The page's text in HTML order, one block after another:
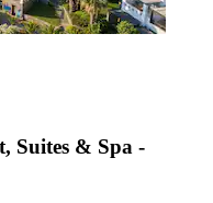
Suites & Spa -